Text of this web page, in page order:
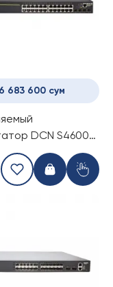
6 683 600 сум
DCN S4600-
(28-портовый